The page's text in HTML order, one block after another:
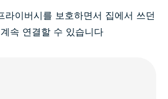
라이버시를 보호하면서 집에서 쓰던
속 연결할 수 있습니다